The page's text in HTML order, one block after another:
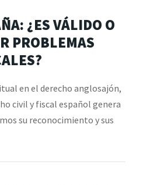
¿ES VÁLIDO O
PROBLEMAS
en el derecho anglosajón,
civil y fiscal español genera
su reconocimiento y sus